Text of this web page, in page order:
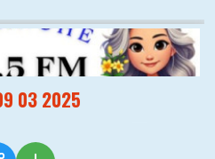
03 2025